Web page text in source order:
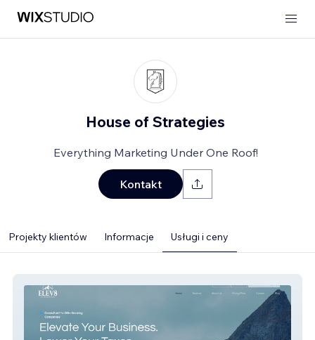
House of Strategies
Everything Marketing Under One Roof!
Kontakt
Projekty klientów Informacje Usługi i ceny